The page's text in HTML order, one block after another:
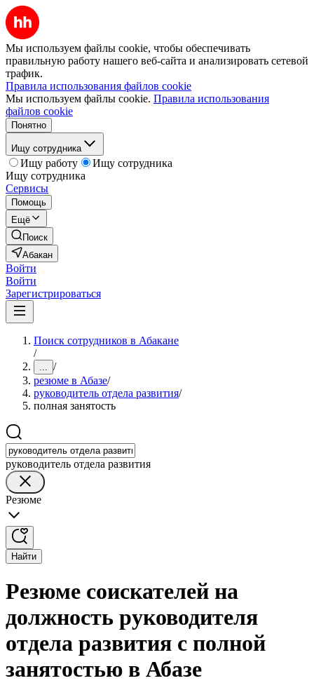
Мы используем файлы cookie, чтобы обеспечивать
правильную работу нашего веб-сайта и анализировать сетевой
трафик.
Правила использования файлов cookie
Мы используем файлы cookie. Правила использования
файлов cookie
Понятно
Ищу сотрудника
Ищу работу
Ищу сотрудника
Ищу сотрудника
Сервисы
Помощь
Ещё
Поиск
Абакан
Войти
Войти
Зарегистрироваться
Поиск сотрудников в Абакане
/
... /
резюме в Абазе/
руководитель отдела развития/
полная занятость
руководитель отдела развития
Резюме
Найти
Резюме соискателей на
должность руководителя
отдела развития с полной
занятостью в Абазе